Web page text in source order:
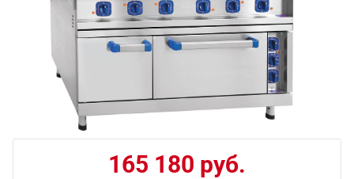
165 180 руб.